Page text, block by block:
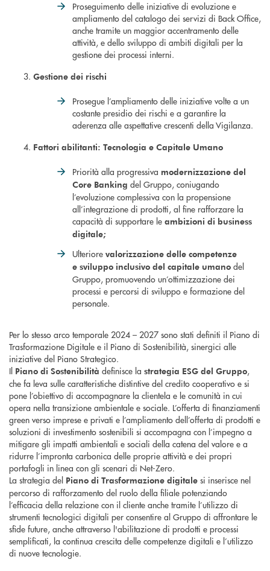
Proseguimento delle iniziative di evoluzione e
ampliamento del catalogo dei servizi di Back Office,
anche tramite un maggior accentramento delle
attività, e dello sviluppo di ambiti digitali per la
gestione dei processi interni.
Gestione dei rischi
Prosegue l’ampliamento delle iniziative volte a un
costante presidio dei rischi e a garantire la
aderenza alle aspettative crescenti della Vigilanza.
Fattori abilitanti: Tecnologia e Capitale Umano
Priorità alla progressiva modernizzazione del
Core Banking del Gruppo, coniugando
l’evoluzione complessiva con la propensione
all’integrazione di prodotti, al fine rafforzare la
capacità di supportare le ambizioni di business
digitale;
Ulteriore valorizzazione delle competenze
e sviluppo inclusivo del capitale umano del
Gruppo, promuovendo un’ottimizzazione dei
processi e percorsi di sviluppo e formazione del
personale.
Per lo stesso arco temporale 2024 – 2027 sono stati definiti il Piano di
Trasformazione Digitale e il Piano di Sostenibilità, sinergici alle
iniziative del Piano Strategico.
Il Piano di Sostenibilità definisce la strategia ESG del Gruppo,
che fa leva sulle caratteristiche distintive del credito cooperativo e si
pone l’obiettivo di accompagnare la clientela e le comunità in cui
opera nella transizione ambientale e sociale. L’offerta di finanziamenti
green verso imprese e privati e l’ampliamento dell’offerta di prodotti e
soluzioni di investimento sostenibili si accompagna con l’impegno a
mitigare gli impatti ambientali e sociali della catena del valore e a
ridurre l’impronta carbonica delle proprie attività e dei propri
portafogli in linea con gli scenari di Net-Zero.
La strategia del Piano di Trasformazione digitale si inserisce nel
percorso di rafforzamento del ruolo della filiale potenziando
l’efficacia della relazione con il cliente anche tramite l’utilizzo di
strumenti tecnologici digitali per consentire al Gruppo di affrontare le
sfide future, anche attraverso l'abilitazione di prodotti e processi
semplificati, la continua crescita delle competenze digitali e l’utilizzo
di nuove tecnologie.